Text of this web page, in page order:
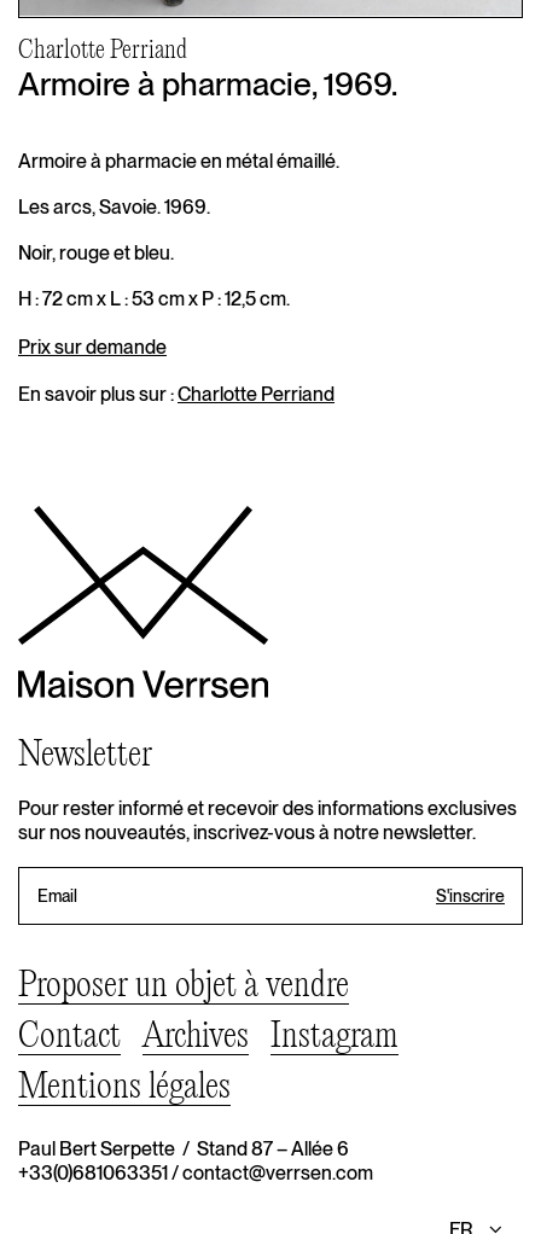
Charlotte Perriand
Armoire à pharmacie, 1969.
Armoire à pharmacie en métal émaillé.
Les arcs, Savoie. 1969.
Noir, rouge et bleu.
H : 72 cm x L : 53 cm x P : 12,5 cm.
Prix sur demande
En savoir plus sur :Charlotte Perriand
Newsletter
Pour rester informé et recevoir des informations exclusives
sur nos nouveautés, inscrivez-vous à notre newsletter.
Proposer un objet à vendre
Contact
Archives
Instagram
Mentions légales
Paul Bert Serpette / Stand 87 – Allée 6
+33(0)681063351/contact@verrsen.com